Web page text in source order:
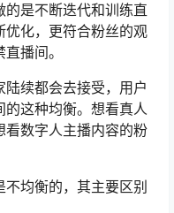
的是不断迭代和训练直
优化，更符合粉丝的观
播间。
续都会去接受，用户
这种均衡。想看真人
看数字人主播内容的粉
均衡的，其主要区别